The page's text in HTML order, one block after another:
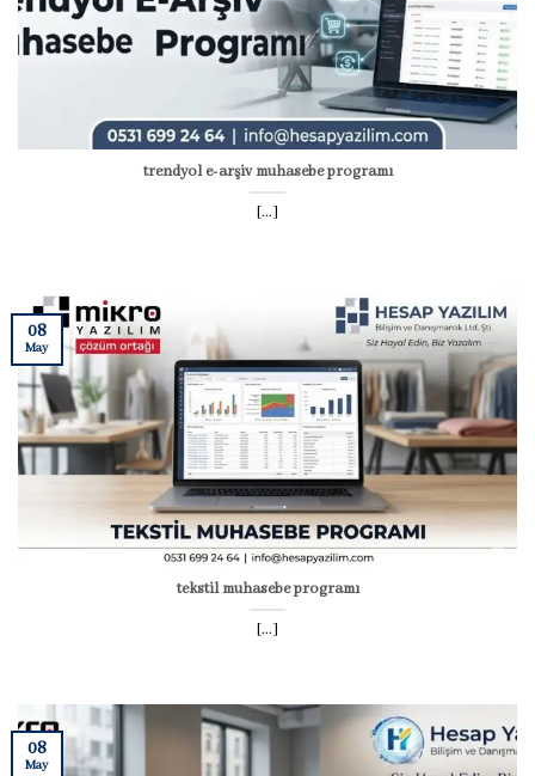
trendyol e-arşiv muhasebe programı
[...]
tekstil muhasebe programı
[...]
08
May
08
May